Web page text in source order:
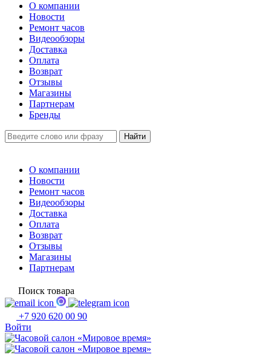
О компании
Новости
Ремонт часов
Видеообзоры
Доставка
Оплата
Возврат
Отзывы
Магазины
Партнерам
Бренды
О компании
Новости
Ремонт часов
Видеообзоры
Доставка
Оплата
Возврат
Отзывы
Магазины
Партнерам
Поиск товара
+7 920 620 00 90
Войти